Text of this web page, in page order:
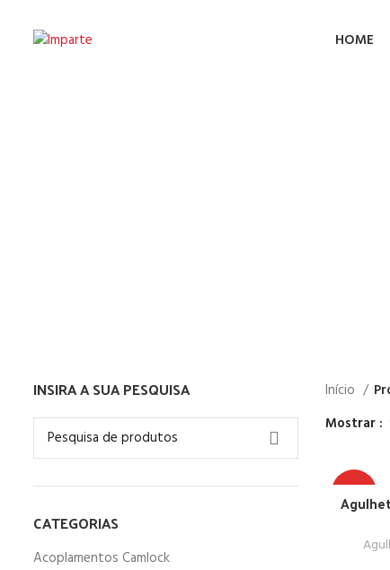
HOME
INSIRA A SUA PESQUISA
CATEGORIAS
Acoplamentos Camlock
Início
Mostrar
TOP